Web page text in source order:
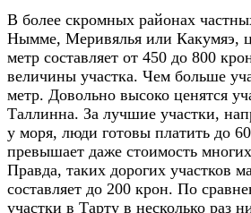
В более скромных районах
Нымме, Меривялья или Какумяэ,
метр составляет от 450 до 800
величины участка. Чем больше
метр. Довольно высоко ценятся
Таллинна. За лучшие участки,
у моря, люди готовы платить до
превышает даже стоимость
Правда, таких дорогих участков
составляет до 200 крон. По
участки в Тарту в несколько раз